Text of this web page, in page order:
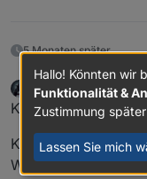
5 Monaten später
Offline
icebearschrieb am
zuletzt
Kurze Frage in die
Kümmert sich
Weather Adapter?
Hallo! Könnten wir
Funktionalität &
Zustimmung
Lassen Sie mich